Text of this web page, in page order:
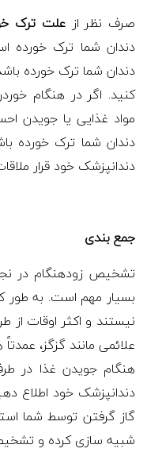
صرف نظر ازعلت ترک
دندان شما ترک خورده
دندان شما ترک خورده
کنید. اگر در هنگام
مواد غذایی یا جویدن
دندان شما ترک خورده
دندانپزشک خود قرار
جمع بندی
تشخیص زودهنگام در
بسیار مهم است. به طور
نیستند و اکثر اوقات
علائمی مانند گزگز،
هنگام جویدن غذا در
دندانپزشک خود اطلاع
گاز گرفتن توسط شما
شبیه سازی کرده و